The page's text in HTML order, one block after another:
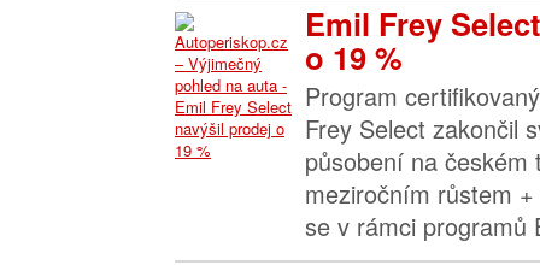
Emil Frey
o 19 %
Program
Frey Select zakončil
působení na českém
meziročním růstem
se v rámci programů